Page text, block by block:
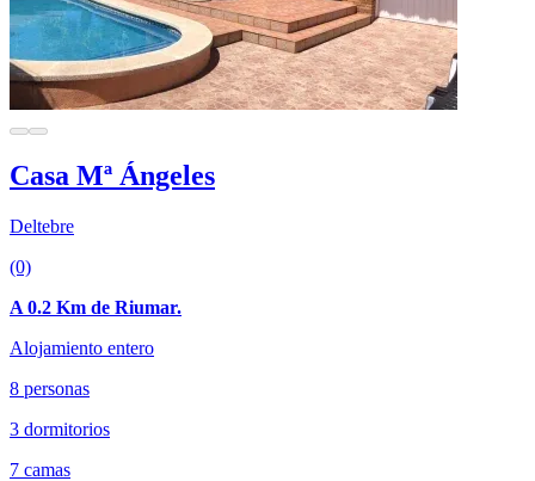
Casa Mª Ángeles
Deltebre
(0)
A 0.2 Km de Riumar.
Alojamiento entero
8 personas
3 dormitorios
7 camas